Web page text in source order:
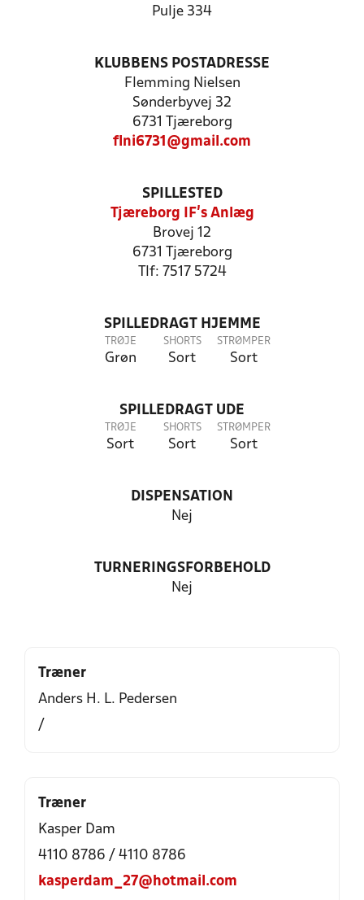
Pulje 334
KLUBBENS POSTADRESSE
Flemming Nielsen
Sønderbyvej 32
6731 Tjæreborg
flni6731@gmail.com
SPILLESTED
Tjæreborg IF's Anlæg
Brovej 12
6731 Tjæreborg
Tlf: 7517 5724
SPILLEDRAGT HJEMME
TRØJE
Grøn
SHORTS
Sort
STRØMPER
Sort
SPILLEDRAGT UDE
TRØJE
Sort
SHORTS
Sort
STRØMPER
Sort
DISPENSATION
Nej
TURNERINGSFORBEHOLD
Nej
Træner
Anders H. L. Pedersen
/
Træner
Kasper Dam
4110 8786 / 4110 8786
kasperdam_27@hotmail.com